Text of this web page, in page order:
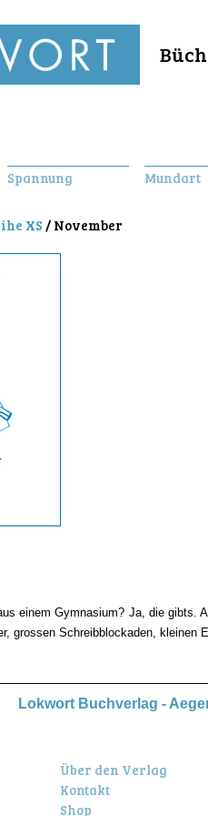
Spannung Mundart
XS / November
einem Gymnasium? Ja, die gibts.
grossen Schreibblockaden, kleinen
Lokwort Buchverlag -
Über den Verlag
Kontakt
Shop